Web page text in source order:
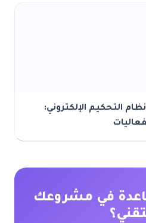
التحكيم الإلكتروني:
في مشروعك